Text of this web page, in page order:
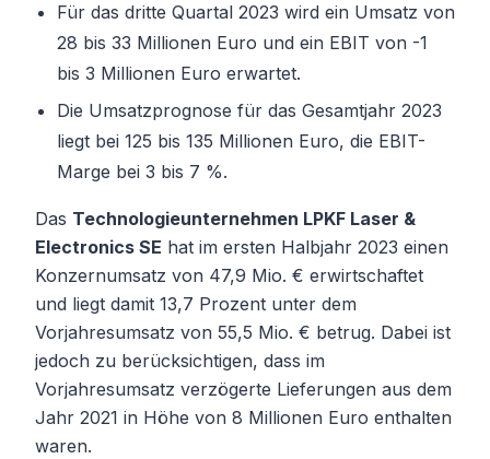
Für das dritte Quartal 2023 wird ein Umsatz von
28 bis 33 Millionen Euro und ein EBIT von -1
bis 3 Millionen Euro erwartet.
Die Umsatzprognose für das Gesamtjahr 2023
liegt bei 125 bis 135 Millionen Euro, die EBIT-
Marge bei 3 bis 7 %.
Das Technologieunternehmen LPKF Laser &
Electronics SE hat im ersten Halbjahr 2023 einen
Konzernumsatz von 47,9 Mio. € erwirtschaftet
und liegt damit 13,7 Prozent unter dem
Vorjahresumsatz von 55,5 Mio. € betrug. Dabei ist
jedoch zu berücksichtigen, dass im
Vorjahresumsatz verzögerte Lieferungen aus dem
Jahr 2021 in Höhe von 8 Millionen Euro enthalten
waren.